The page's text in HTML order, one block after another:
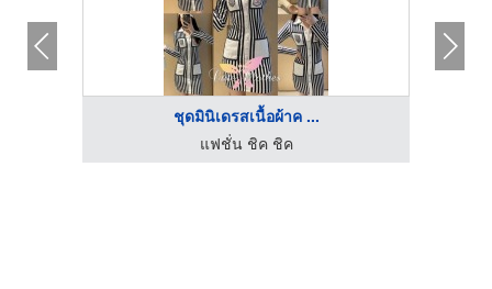
ชุดมินิเดรสเนื้อผ้าค ...
แฟชั่น ชิค ชิค